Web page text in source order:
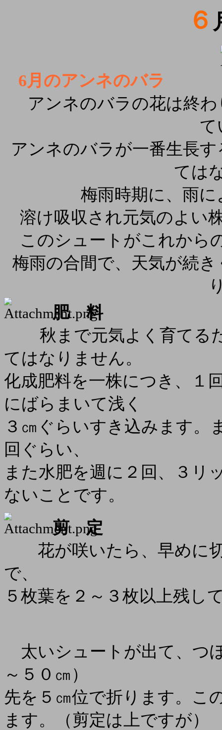
６
6月のアンネのバラ
アンネのバラの花は終わ
て
アンネのバラが一番生長
ては
梅雨時期に、雨
溶け吸収され元気のよい
このシュートがこれから
梅雨の合間で、天気が続
肥 料
秋まで元気よく育てる
てはなりません。
化成肥料を一株につき、１
にばらまいて浅く
３㎝ぐらいすき込みます。
回ぐらい、
また水肥を週に２回、３リ
ないことです。
剪 定
花が咲いたら、早めに切
で、
５枚葉を２～３枚以上残し
太いシュートが出て、つ
～５０㎝）
先を５㎝位で折ります。こ
ます。（剪定は上ですが）